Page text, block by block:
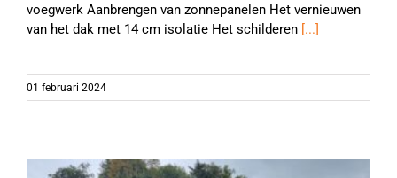
voegwerk Aanbrengen van zonnepanelen Het vernieuwen
van het dak met 14 cm isolatie Het schilderen [...]
01 februari 2024